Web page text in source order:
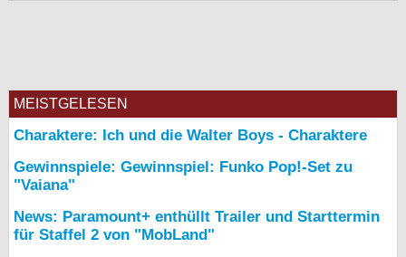
MEISTGELESEN
Charaktere: Ich und die Walter Boys - Charaktere
Gewinnspiele: Gewinnspiel: Funko Pop!-Set zu
"Vaiana"
News: Paramount+ enthüllt Trailer und Starttermin
für Staffel 2 von "MobLand"